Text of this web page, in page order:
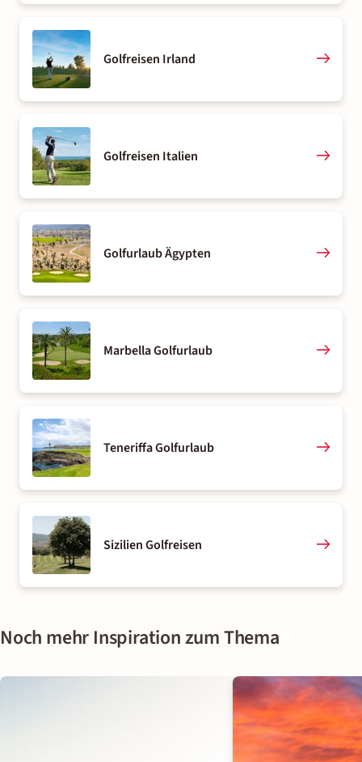
Golfreisen Irland
Golfreisen Italien
Golfurlaub Ägypten
Marbella Golfurlaub
Teneriffa Golfurlaub
Sizilien Golfreisen
Noch mehr Inspiration zum Thema